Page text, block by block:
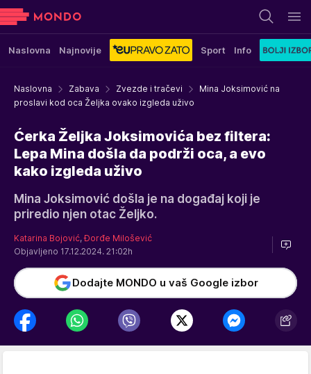
Naslovna Najnovije Sport Info
Naslovna Zabava Zvezde i tračevi
Mina Joksimović na
proslavi kod oca Željka ovako izgleda uživo
Ćerka Željka Joksimovića bez filtera:
Lepa Mina došla da podrži oca, a evo
kako izgleda uživo
Mina Joksimović došla je na događaj koji je
priredio njen otac Željko.
Katarina Bojović,Đorđe Milošević
Objavljeno 17.12.2024. 21:02h
Dodajte MONDO u vaš Google izbor